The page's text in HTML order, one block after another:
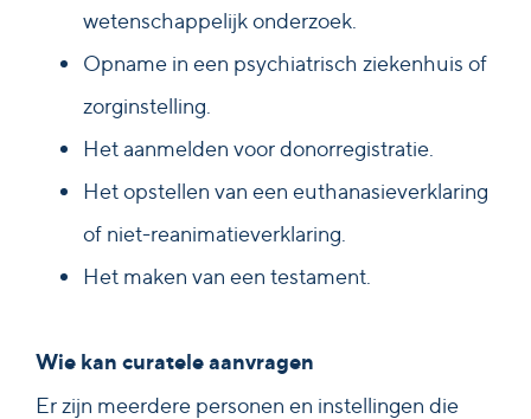
wetenschappelijk onderzoek.
Opname in een psychiatrisch ziekenhuis of
zorginstelling.
Het aanmelden voor donorregistratie.
Het opstellen van een euthanasieverklaring
of niet-reanimatieverklaring.
Het maken van een testament.
Wie kan curatele aanvragen
Er zijn meerdere personen en instellingen die